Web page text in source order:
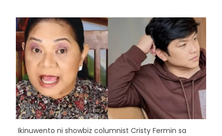
Ikinuwento ni showbiz columnist Cristy Fermin sa